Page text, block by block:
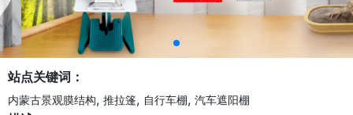
站点关键词：
内蒙古景观膜结构, 推拉篷, 自行车棚, 汽车遮阳棚